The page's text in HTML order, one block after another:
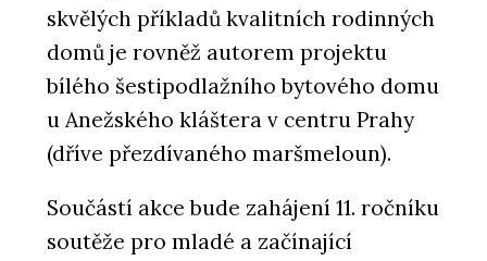
skvělých příkladů kvalitních rodinných
domů je rovněž autorem projektu
bílého šestipodlažního bytového domu
u Anežského kláštera v centru Prahy
(dříve přezdívaného maršmeloun).
Součástí akce bude zahájení 11. ročníku
soutěže pro mladé a začínající